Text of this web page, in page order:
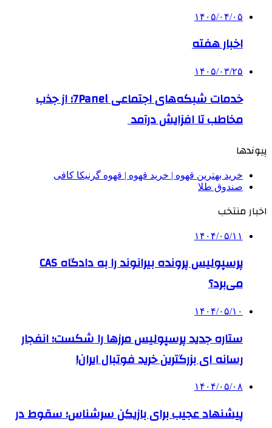
۱۴۰۵/۰۴/۰۵
اخبار هفته
۱۴۰۵/۰۳/۲۵
خدمات شبکه‌های اجتماعی 7Panel؛ از جذب
مخاطب تا افزایش درآمد
پیوندها
خرید بهترین قهوه | خرید قهوه | قهوه گرنیکا کافی
صندوق طلا
اخبار منتخب
۱۴۰۴/۰۵/۱۱
پرسپولیس پرونده بیرانوند را به دادگاه CAS
می‌برد؟
۱۴۰۴/۰۵/۱۰
ستاره جدید پرسپولیس مرزها را شکست؛ انفجار
رسانه ای بزرگترین خرید فوتبال ایران!
۱۴۰۴/۰۵/۰۸
پیشنهاد عجیب برای بازیکن سرشناس؛ سقوط در